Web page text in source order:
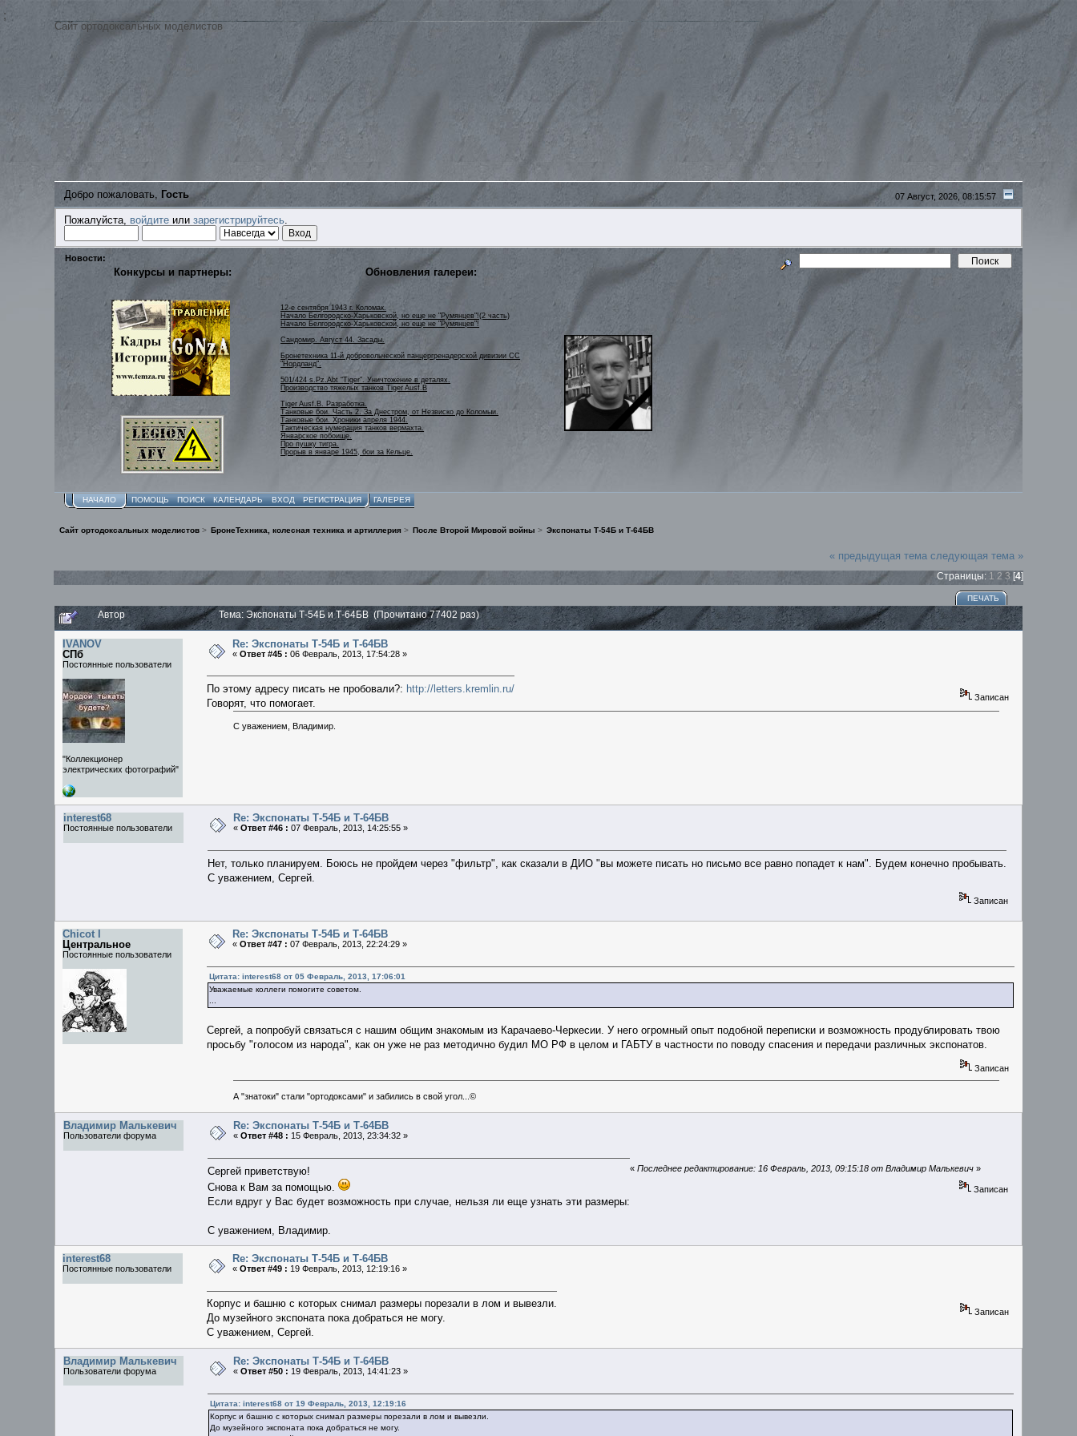
;
Сайт ортодоксальных моделистов
07 Август, 2026, 08:15:57
Добро пожаловать, Гость
Пожалуйста, войдитеили зарегистрируйтесь.
Новости:
Конкурсы и партнеры: Обновления галереи:
12-е сентября 1943 г. Коломак.
Начало Белгородско-Харьковской, но еще не "Румянцев"!(2 часть)
Начало Белгородско-Харьковской, но еще не "Румянцев"!
Сандомир. Август 44. Засады.
Бронетехника 11-й добровольческой панцергренадерской дивизии СС
"Нордланд".
501/424 s.Pz.Abt “Tiger”. Уничтожение в деталях.
Производство тяжелых танков Tiger Ausf.B
Tiger Ausf.B. Разработка.
Танковые бои. Часть 2. За Днестром, от Незвиско до Коломыи.
Танковые бои. Хроники апреля 1944.
Тактическая нумерация танков вермахта.
Январское побоище.
Про пушку тигра.
Прорыв в январе 1945, бои за Кельце.
НАЧАЛО ПОМОЩЬ ПОИСК КАЛЕНДАРЬ ВХОД РЕГИСТРАЦИЯ ГАЛЕРЕЯ
Сайт ортодоксальных моделистов> БронеТехника, колесная техника и артиллерия > После Второй Мировой войны > Экспонаты Т-54Б и Т-64БВ
« предыдущая тема следующая тема »
Страницы: 1 2 3 [4]
ПЕЧАТЬ
Автор Тема: Экспонаты Т-54Б и Т-64БВ (Прочитано 77402 раз)
IVANOV
СПб
Постоянные пользователи
"Коллекционер
электрических фотографий"
Re: Экспонаты Т-54Б и Т-64БВ
«Ответ #45 : 06 Февраль, 2013, 17:54:28 »
По этому адресу писать не пробовали?: http://letters.kremlin.ru/
Говорят, что помогает.
Записан
С уважением, Владимир.
interest68
Постоянные пользователи
Re: Экспонаты Т-54Б и Т-64БВ
«Ответ #46 : 07 Февраль, 2013, 14:25:55 »
Нет, только планируем. Боюсь не пройдем через "фильтр", как сказали в ДИО "вы можете писать но письмо все равно попадет к нам". Будем конечно пробывать.
С уважением, Сергей.
Записан
Chicot I
Центральное
Постоянные пользователи
Re: Экспонаты Т-54Б и Т-64БВ
«Ответ #47 : 07 Февраль, 2013, 22:24:29 »
Цитата: interest68 от 05 Февраль, 2013, 17:06:01
Уважаемые коллеги помогите советом.
...
Сергей, а попробуй связаться с нашим общим знакомым из Карачаево-Черкесии. У него огромный опыт подобной переписки и возможность продублировать твою
просьбу "голосом из народа", как он уже не раз методично будил МО РФ в целом и ГАБТУ в частности по поводу спасения и передачи различных экспонатов.
Записан
А "знатоки" стали "ортодоксами" и забились в свой угол...©
Владимир Малькевич
Пользователи форума
Re: Экспонаты Т-54Б и Т-64БВ
«Ответ #48 : 15 Февраль, 2013, 23:34:32 »
Сергей приветствую!
Снова к Вам за помощью.
Если вдруг у Вас будет возможность при случае, нельзя ли еще узнать эти размеры:
С уважением, Владимир.
« Последнее редактирование: 16 Февраль, 2013, 09:15:18 от Владимир Малькевич»
Записан
interest68
Постоянные пользователи
Re: Экспонаты Т-54Б и Т-64БВ
«Ответ #49 : 19 Февраль, 2013, 12:19:16 »
Корпус и башню с которых снимал размеры порезали в лом и вывезли.
До музейного экспоната пока добраться не могу.
С уважением, Сергей.
Записан
Владимир Малькевич
Пользователи форума
Re: Экспонаты Т-54Б и Т-64БВ
«Ответ #50 : 19 Февраль, 2013, 14:41:23 »
Цитата: interest68 от 19 Февраль, 2013, 12:19:16
Корпус и башню с которых снимал размеры порезали в лом и вывезли.
До музейного экспоната пока добраться не могу.